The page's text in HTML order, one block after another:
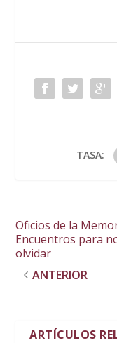
TASA:
Oficios de la
Encuentros para
olvidar
ANTERIOR
ARTÍCULOS